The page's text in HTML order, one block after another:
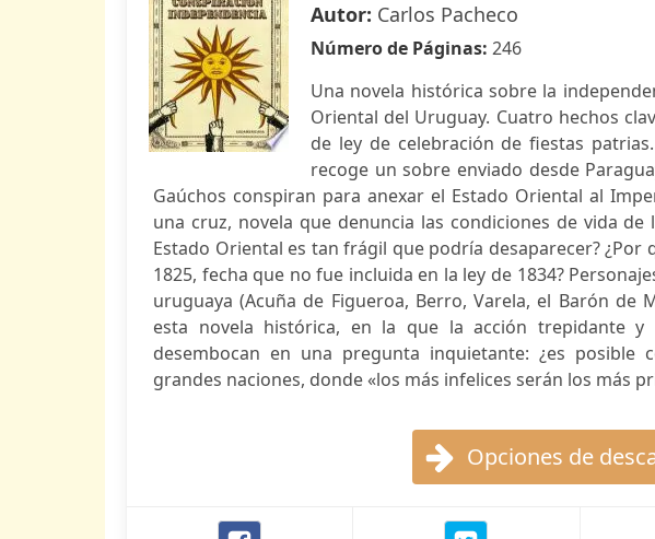
Autor: Carlos Pacheco
Número de Páginas: 246
Una novela histórica sobre la
Oriental del Uruguay. Cuatro hechos
de ley de celebración de fiestas
recoge un sobre enviado desde
Gaúchos conspiran para anexar el Estado Oriental al
una cruz, novela que denuncia las condiciones de vida de
Estado Oriental es tan frágil que podría desaparecer?
1825, fecha que no fue incluida en la ley de 1834?
uruguaya (Acuña de Figueroa, Berro, Varela, el Barón de
esta novela histórica, en la que la acción trepidante
desembocan en una pregunta inquietante: ¿es
grandes naciones, donde «los más infelices serán los más
Opciones de